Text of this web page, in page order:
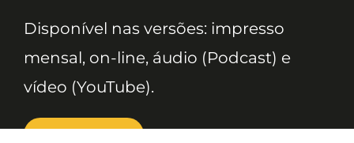
Disponível nas versões: impresso
mensal, on-line, áudio (Podcast) e
vídeo (YouTube).
ASSINE